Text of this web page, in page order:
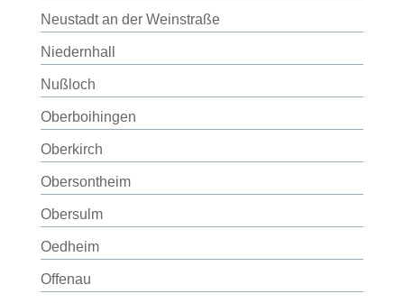
Neustadt an der Weinstraße
Niedernhall
Nußloch
Oberboihingen
Oberkirch
Obersontheim
Obersulm
Oedheim
Offenau